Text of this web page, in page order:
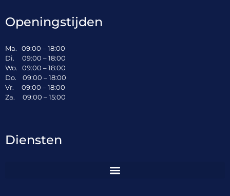
Avant 35 TFSI Bns Edition Panoramadak | Virtual Cockpit | Keyless | Ca VERKOCHT
Variant 1.5 TSI Business Camera | CarPlay | Keyless |
Openingstijden
Ma. 09:00 – 18:00
Di. 09:00 – 18:00
Wo. 09:00 – 18:00
Do. 09:00 – 18:00
Vr. 09:00 – 18:00
Za. 09:00 – 15:00
Diensten